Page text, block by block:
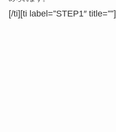
[/ti][ti label=”STEP1″ title=””]